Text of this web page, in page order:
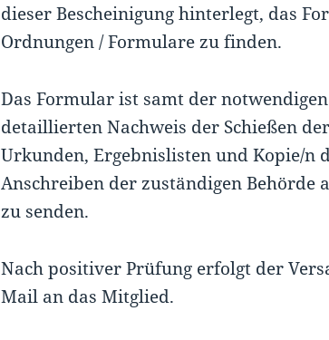
dieser Bescheinigung hinterlegt, das
Ordnungen / Formulare zu finden.
Das Formular ist samt der
detaillierten Nachweis der Schießen
Urkunden, Ergebnislisten und Kopie/n
Anschreiben der zuständigen Behörde
zu senden.
Nach positiver Prüfung erfolgt der
Mail an das Mitglied.